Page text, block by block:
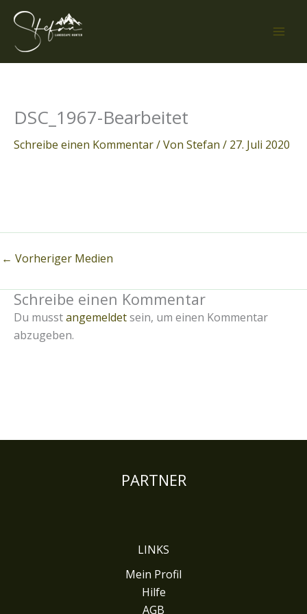
Zum
Inhalt
springen
DSC_1967-Bearbeitet
Schreibe einen Kommentar/ Von Stefan / 27. Juli 2020
← Vorheriger Medien
Schreibe einen Kommentar
Du musstangemeldetsein, um einen Kommentar
abzugeben.
PARTNER
LINKS
Mein Profil
Hilfe
AGB